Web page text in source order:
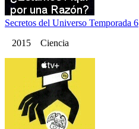
Secretos del Universo Temporada 6
2015 Ciencia